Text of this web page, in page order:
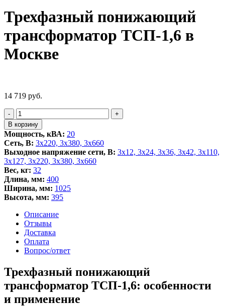
Трехфазный понижающий
трансформатор ТСП-1,6 в
Москве
14 719 руб.
-
Количество
товара
Трехфазный
понижающий
трансформатор
ТСП-1,6
+
В корзину
Мощность, кВА: 20
Сеть, В: 3x220, 3х380, 3x660
Выходное напряжение сети, В: 3x12, 3x24, 3x36, 3x42, 3x110,
3x127, 3x220, 3x380, 3x660
Вес, кг: 32
Длина, мм: 400
Ширина, мм: 1025
Высота, мм: 395
Описание
Отзывы
Доставка
Оплата
Вопрос/ответ
Трехфазный понижающий
трансформатор ТСП-1,6: особенности
и применение